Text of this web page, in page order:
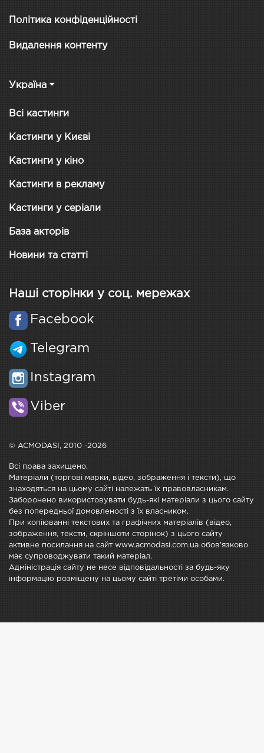
Політика конфіденційності
Видалення контенту
Україна
Всі кастинги
Кастинги у Києві
Кастинги у кіно
Кастинги в рекламу
Кастинги у серіали
База акторів
Новини та статті
Наші сторінки у соц. мережах
Facebook
Telegram
Instagram
Viber
© ACMODASI, 2010 -2026
Всі права захищено.
Матеріали (торгові марки, відео, зображення і тексти), що
знаходяться на цьому сайті належать їх правовласникам.
Заборонено використовувати будь-які матеріали з цього сайту
без попередньої домовленості з їх власником.
При копіюванні текстових та графічних матеріалів (відео,
зображення, тексти, скріншоти сторінок) з цього сайту
активне посилання на сайт www.acmodasi.com.ua обов'язково
має супроводжувати такий матеріал.
Адміністрація сайту не несе відповідальності за будь-яку
інформацію розміщену на цьому сайті третіми особами.